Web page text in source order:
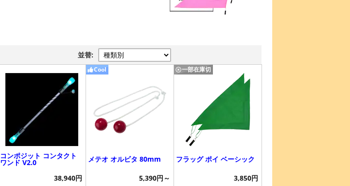
並替:
コンポジット コンタクト
ワンド V2.0
38,940円
Cool
メテオ オルビタ 80mm
5,390円～
一部在庫切
フラッグ ポイ ベーシック
3,850円